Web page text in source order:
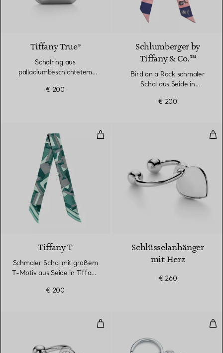
2 Farben
Tiffany True®
Schalring aus
palladiumbeschichtetem
€ 200
Schlumberger by
Tiffany & Co.™
Bird on a Rock schmaler
Schal aus Seide in
€ 200
Schmaler Schal mit großem T-
Tiffany T
Schmaler Schal mit großem
T-Motiv aus Seide in Tiffany
€ 200
Schlüsselanhänger
mit Herz
€ 260
Schlüsselanhänger mit rundem